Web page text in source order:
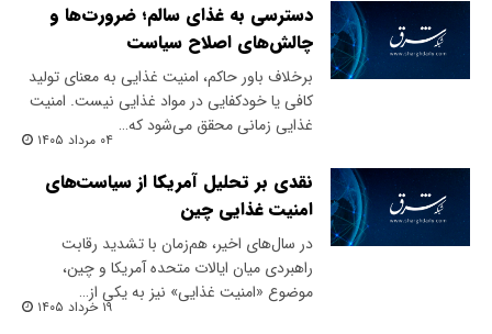
دسترسی به غذای سالم؛ ضرورت‌ها و
چالش‌های اصلاح سیاست‌
برخلاف باور حاکم، امنیت غذایی به معنای تولید
کافی یا خودکفایی در مواد غذایی نیست. امنیت
غذایی زمانی محقق می‌شود که…
۰۴ مرداد ۱۴۰۵
نقدی بر تحلیل آمریکا از سیاست‌های
امنیت غذایی چین
در سال‌های اخیر، هم‌زمان با تشدید رقابت
راهبردی میان ایالات متحده آمریکا و چین،
موضوع «امنیت غذایی» نیز به یکی از…
۱۹ خرداد ۱۴۰۵